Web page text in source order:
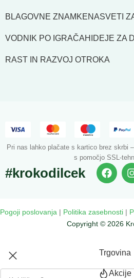
BLAGOVNE ZNAMKENASVETI
VODNIK PO IGRAČAH IDEJE ZA
RAST IN RAZVOJ OTROKA
Pri nas lahko plačate s kartico brez skrbi
s pomočjo SSL-
#krokodilcek
Copyright © 2026
Pogoji poslovanja | Politika zasebnosti |
Trgovina
Akcije